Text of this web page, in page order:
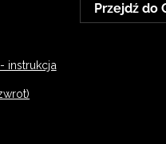
instrukcja
Przejdź do